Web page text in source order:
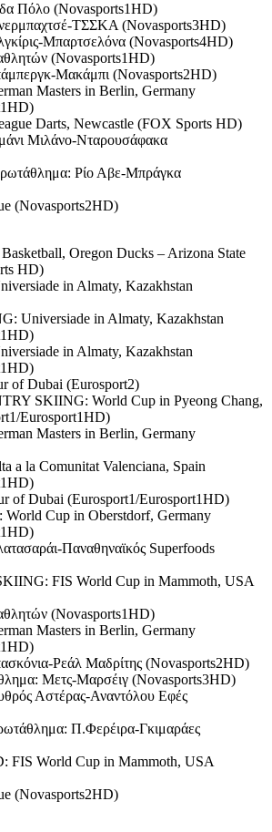
Πόλο (Novasports1HD)
ΤΣΣΚΑ (Novasports3HD)
Μπαρτσελόνα (Novasports4HD)
(Novasports1HD)
Μακάμπι (Novasports2HD)
Masters in Berlin, Germany
Darts, Newcastle (FOX Sports HD)
Μιλάνο-Νταρουσάφακα
Ρίο Αβε-Μπράγκα
(Novasports2HD)
Oregon Ducks – Arizona State
HD)
in Almaty, Kazakhstan
Universiade in Almaty, Kazakhstan
in Almaty, Kazakhstan
of Dubai (Eurosport2)
SKIING: World Cup in Pyeong Chang,
Eurosport1HD)
Masters in Berlin, Germany
a la Comunitat Valenciana, Spain
of Dubai (Eurosport1/Eurosport1HD)
Cup in Oberstdorf, Germany
Παναθηναϊκός Superfoods
FIS World Cup in Mammoth, USA
(Novasports1HD)
Masters in Berlin, Germany
Ρεάλ Μαδρίτης (Novasports2HD)
Μετς-Μαρσέιγ (Novasports3HD)
Αστέρας-Αναντόλου Εφές
Π.Φερέιρα-Γκιμαράες
FIS World Cup in Mammoth, USA
(Novasports2HD)